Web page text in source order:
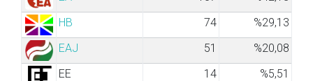
HB
74
%29,13
EAJ
51
%20,08
EE
14
%5,51